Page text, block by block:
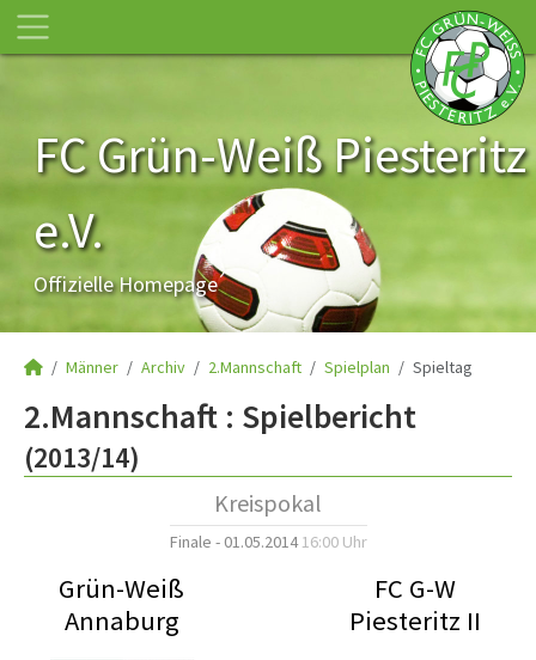
FC Grün-Weiß Piesteritz
e.V.
Offizielle Homepage
Männer Archiv 2.Mannschaft Spielplan Spieltag
2.Mannschaft : Spielbericht
(2013/14)
Kreispokal
Finale - 01.05.201416:00 Uhr
Grün-Weiß
Annaburg
FC G-W
Piesteritz II